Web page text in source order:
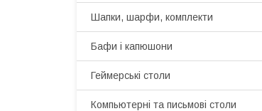
Шапки, шарфи, комплекти
Бафи і капюшони
Геймерські столи
Компьютерні та письмові столи